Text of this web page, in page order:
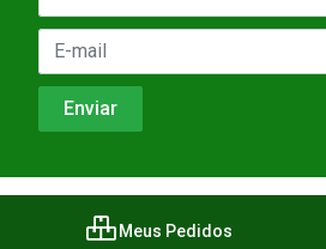
Meus Pedidos